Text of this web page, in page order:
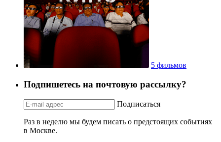
5 фильмов
Подпишетесь на почтовую рассылку?
Подписаться
Раз в неделю мы будем писать о предстоящих событиях
в Москве.